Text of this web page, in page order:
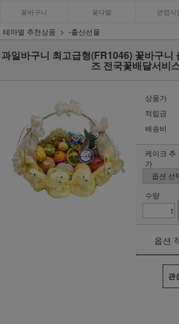
꽃바구니 꽃다발 관엽식
테마별 추천상품 -출산선물
과일바구니 최고급형(FR1046) 꽃바구니
즈 전국꽃배달서비
상품가
적립금
배송비
케이크 추
가
수량
옵션
관